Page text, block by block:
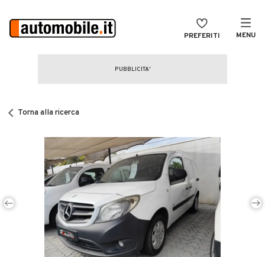
PREFERITI MENU
CERCA
Auto Nuove
Noleggio a lungo termine
Auto d'epoca
Moto
Camper
Torna alla ricerca